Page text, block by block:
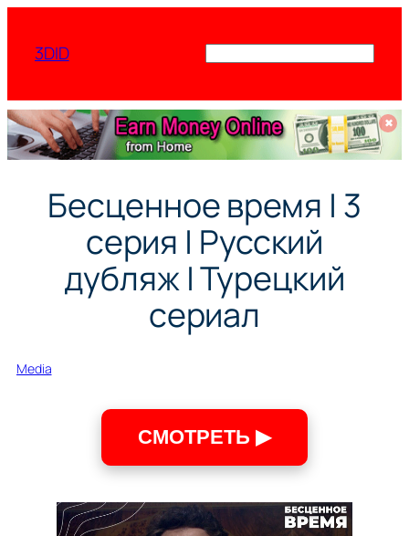
содержимому
3DID
✖
Бесценное время | 3
серия | Русский
дубляж | Турецкий
сериал
Media
СМОТРЕТЬ ▶